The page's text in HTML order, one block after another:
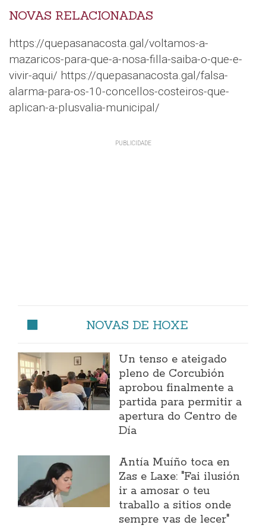
NOVAS RELACIONADAS
https://quepasanacosta.gal/voltamos-a-
mazaricos-para-que-a-nosa-filla-saiba-o-que-e-
vivir-aqui/ https://quepasanacosta.gal/falsa-
alarma-para-os-10-concellos-costeiros-que-
aplican-a-plusvalia-municipal/
NOVAS DE HOXE
Un tenso e ateigado
pleno de Corcubión
aprobou finalmente a
partida para permitir a
apertura do Centro de
Día
Antía Muíño toca en
Zas e Laxe: "Fai ilusión
ir a amosar o teu
traballo a sitios onde
sempre vas de lecer"